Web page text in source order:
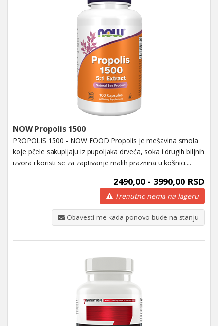
NOW Propolis 1500
PROPOLIS 1500 - NOW FOOD Propolis je mešavina smola
koje pčele sakupljaju iz pupoljaka drveća, soka i drugih biljnih
izvora i koristi se za zaptivanje malih praznina u košnici....
2490,00 - 3990,00 RSD
Trenutno nema na lageru
Obavesti me kada ponovo bude na stanju